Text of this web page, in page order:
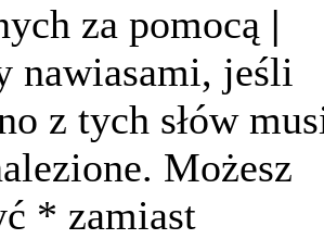
za pomocą |
nawiasami, jeśli
z tych słów
Możesz
* zamiast